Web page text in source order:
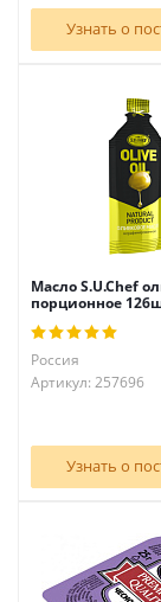
Узнать о
Масло S.U.Chef
порционное
Россия
Артикул: 257696
Узнать о